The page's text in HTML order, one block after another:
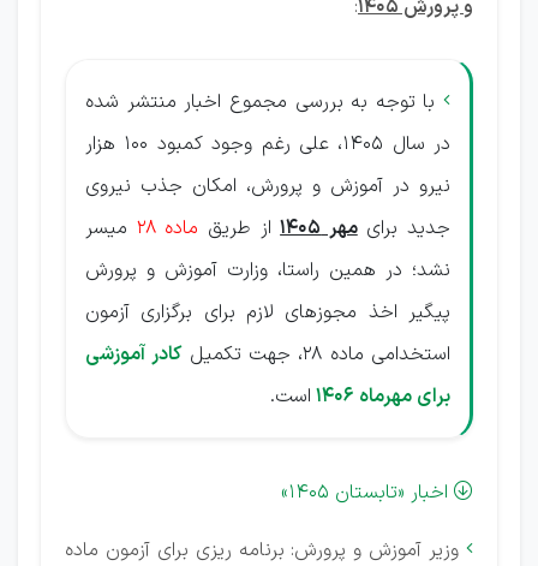
و پرورش 1405
:
 با توجه به بررسی مجموع اخبار منتشر شده
در سال 1405، علی رغم وجود کمبود 100 هزار
نیرو در آموزش و پرورش، امکان جذب نیروی
جدید برایمهر 1405 از طریق ماده 28
میسر
نشد؛ در همین راستا، وزارت آموزش و پرورش
پیگیر اخذ مجوزهای لازم برای برگزاری آزمون
استخدامی ماده 28، جهت تکمیل
کادر آموزشی
برای مهرماه ۱۴۰۶
است.
 اخبار «تابستان 1405»
 وزیر آموزش و پرورش: برنامه ریزی برای آزمون ماده